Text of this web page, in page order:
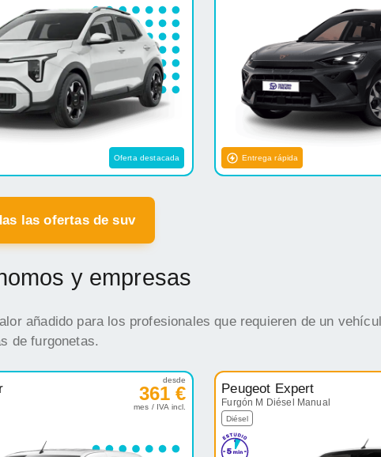
Oferta destacada Entrega rápida
las ofertas de suv
y empresas
añadido para los profesionales que requieren de un
de furgonetas.
desde
361 €
mes / IVA incl.
Peugeot Expert
Furgón M Diésel Manual
Diésel